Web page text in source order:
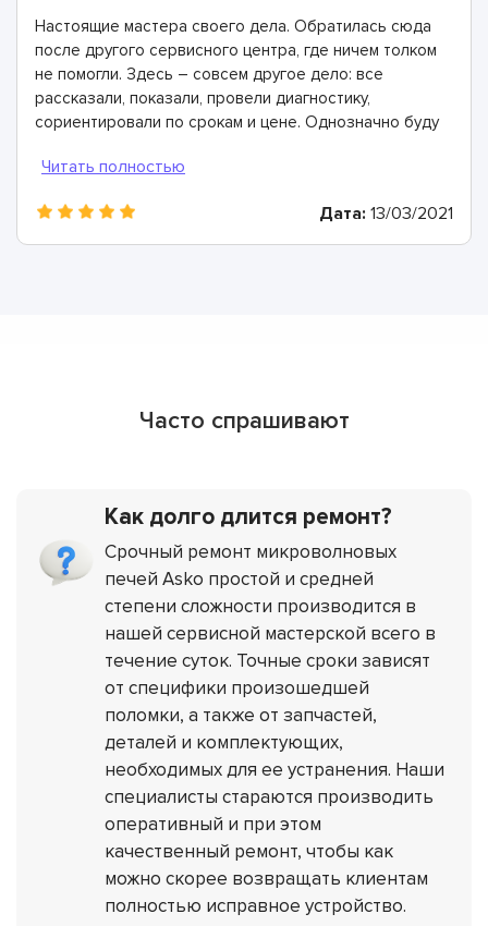
Настоящие мастера своего дела. Обратилась сюда
после другого сервисного центра, где ничем толком
не помогли. Здесь – совсем другое дело: все
рассказали, показали, провели диагностику,
сориентировали по срокам и цене. Однозначно буду
Дата: 13/03/2021
Часто спрашивают
Как долго длится ремонт?
Срочный ремонт микроволновых
печей Asko простой и средней
степени сложности производится в
нашей сервисной мастерской всего в
течение суток. Точные сроки зависят
от специфики произошедшей
поломки, а также от запчастей,
деталей и комплектующих,
необходимых для ее устранения. Наши
специалисты стараются производить
оперативный и при этом
качественный ремонт, чтобы как
можно скорее возвращать клиентам
полностью исправное устройство.